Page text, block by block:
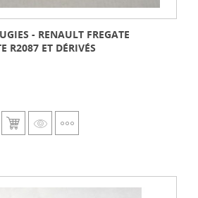
- RENAULT FREGATE
R2087 ET DÉRIVÉS